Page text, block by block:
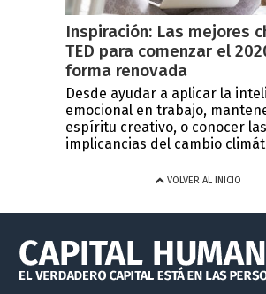
Inspiración: Las mejores
TED para comenzar el
forma renovada
Desde ayudar a aplicar la
emocional en trabajo,
espíritu creativo, o conocer las
implicancias del cambio
VOLVER AL INICIO